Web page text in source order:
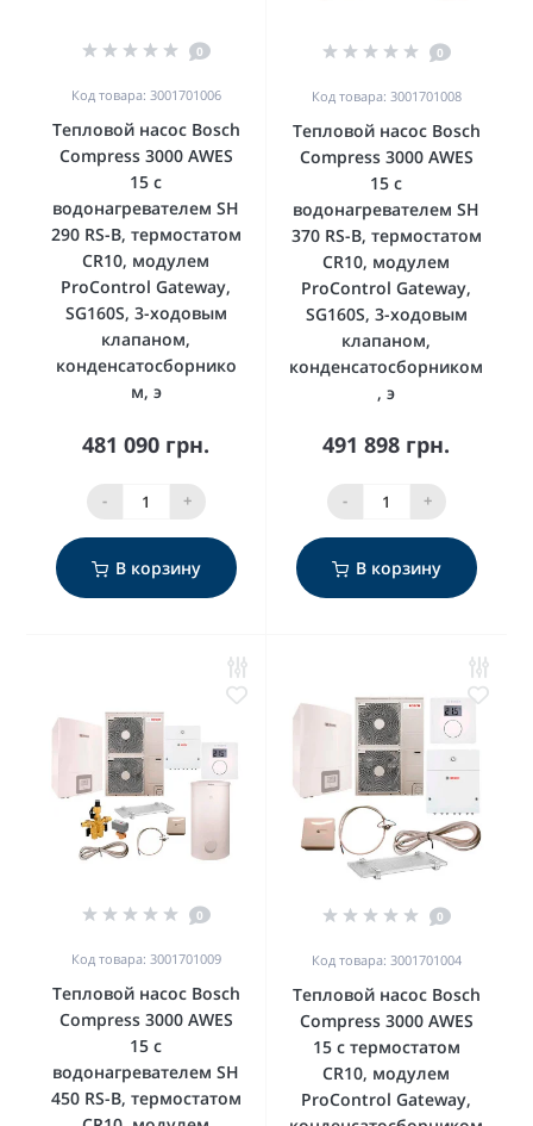
0
Код товара: 3001701006
Тепловой насос Bosch
Compress 3000 AWES
15 с
водонагревателем SH
290 RS-B, термостатом
CR10, модулем
ProControl Gateway,
SG160S, 3-ходовым
клапаном,
конденсатосборнико
м, э
481 090 грн.
- +
В корзину
0
Код товара: 3001701008
Тепловой насос Bosch
Compress 3000 AWES
15 с
водонагревателем SH
370 RS-B, термостатом
CR10, модулем
ProControl Gateway,
SG160S, 3-ходовым
клапаном,
конденсатосборником
, э
491 898 грн.
- +
В корзину
0
Код товара: 3001701009
Тепловой насос Bosch
Compress 3000 AWES
15 с
водонагревателем SH
450 RS-B, термостатом
0
Код товара: 3001701004
Тепловой насос Bosch
Compress 3000 AWES
15 с термостатом
CR10, модулем
ProControl Gateway,